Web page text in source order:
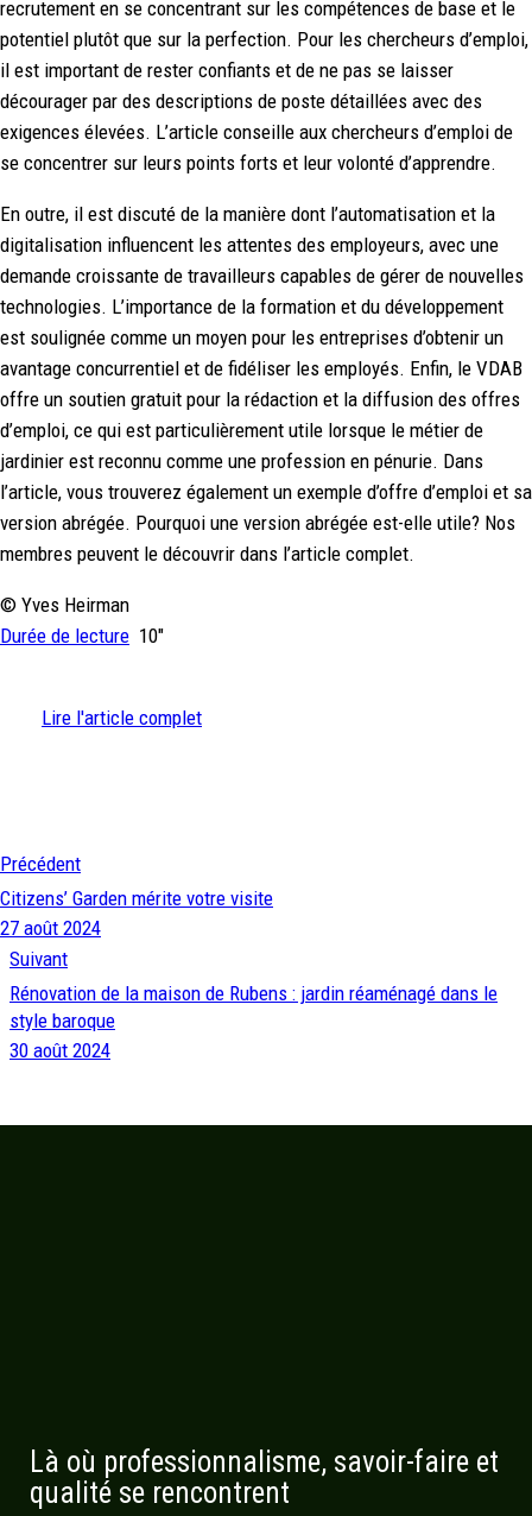
recrutement en se concentrant sur les compétences de base et le
potentiel plutôt que sur la perfection. Pour les chercheurs d’emploi,
il est important de rester confiants et de ne pas se laisser
décourager par des descriptions de poste détaillées avec des
exigences élevées. L’article conseille aux chercheurs d’emploi de
se concentrer sur leurs points forts et leur volonté d’apprendre.
En outre, il est discuté de la manière dont l’automatisation et la
digitalisation influencent les attentes des employeurs, avec une
demande croissante de travailleurs capables de gérer de nouvelles
technologies. L’importance de la formation et du développement
est soulignée comme un moyen pour les entreprises d’obtenir un
avantage concurrentiel et de fidéliser les employés. Enfin, le VDAB
offre un soutien gratuit pour la rédaction et la diffusion des offres
d’emploi, ce qui est particulièrement utile lorsque le métier de
jardinier est reconnu comme une profession en pénurie. Dans
l’article, vous trouverez également un exemple d’offre d’emploi et sa
version abrégée. Pourquoi une version abrégée est-elle utile? Nos
membres peuvent le découvrir dans l’article complet.
© Yves Heirman
Durée de lecture 10″
Lire l'article complet
Précédent
Citizens’ Garden mérite votre visite
27 août 2024
Suivant
Rénovation de la maison de Rubens : jardin réaménagé dans le
style baroque
30 août 2024
Là où professionnalisme, savoir-faire et
qualité se rencontrent